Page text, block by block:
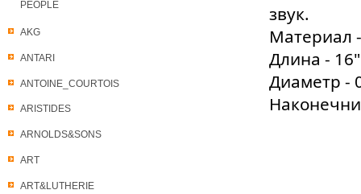
PEOPLE
AKG
ANTARI
ANTOINE_COURTOIS
ARISTIDES
ARNOLDS&SONS
ART
ART&LUTHERIE
звук.
Материал
Длина -
Диаметр -